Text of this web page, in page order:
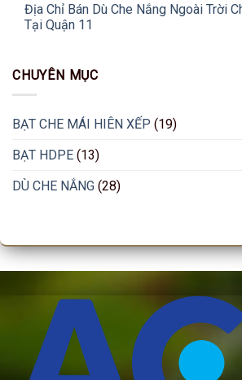
Địa Chỉ Bán Dù Che Nắng Ngoài Trời
Tại Quận 11
CHUYÊN MỤC
BẠT CHE MÁI HIÊN XẾP (19)
BẠT HDPE (13)
DÙ CHE NẮNG (28)